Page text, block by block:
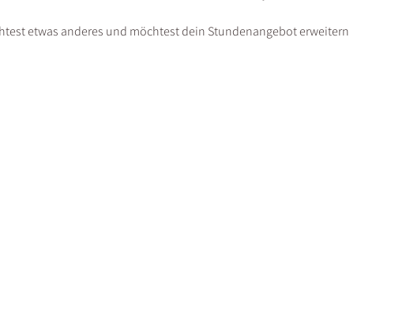
etwas anderes und möchtest dein Stundenangebot erweitern